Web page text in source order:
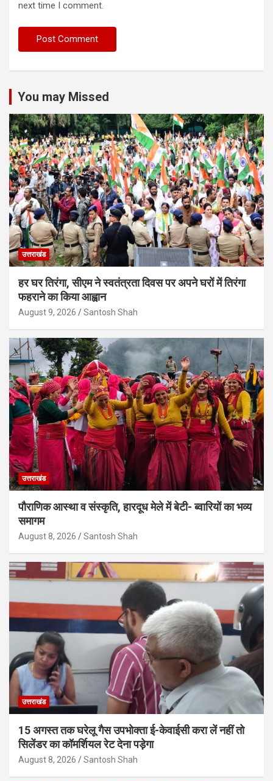
next time I comment.
You may Missed
उत्तराखंड
हर घर तिरंगा, सीएम ने स्वतंत्रता दिवस पर अपने घरों में तिरंगा
फहराने का किया आह्वान
August 9, 2026 Santosh Shah
उत्तराखंड
पौराणिक आस्था व संस्कृति, हारदूध मेले में बेटी- ब्वारियों का भव्य
समागम
August 8, 2026 Santosh Shah
उत्तराखंड
15 अगस्त तक घरेलू गैस उपभोक्ता ई-केवाईसी करा लें नहीं तो
सिलेंडर का कॉमर्शियल रेट देना पड़ेगा
August 8, 2026 Santosh Shah